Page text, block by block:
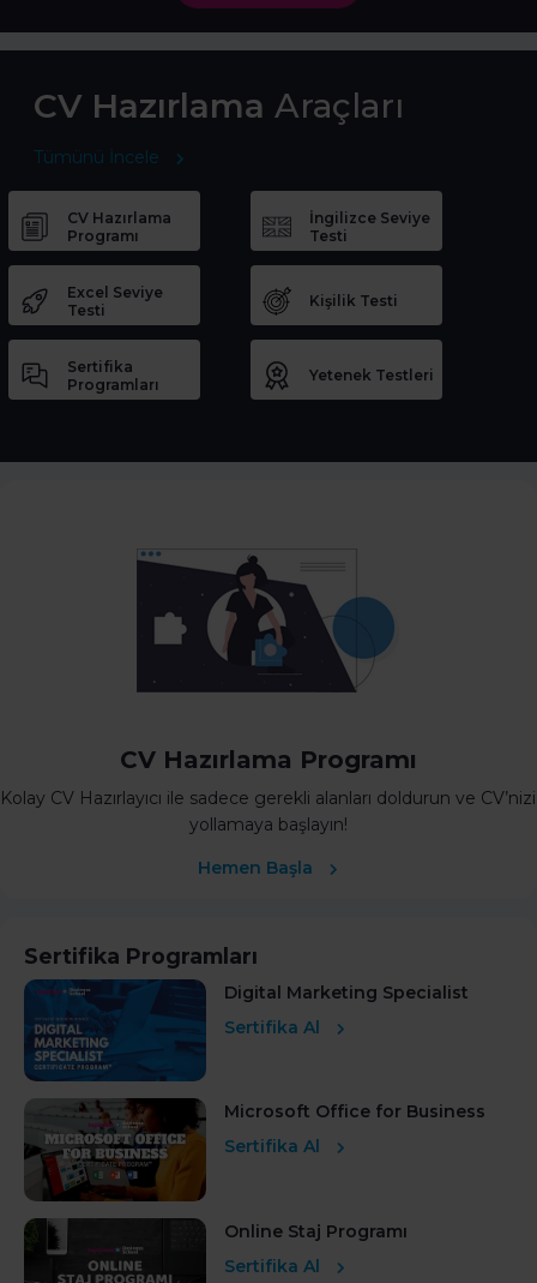
CV Hazırlama Araçları
Tümünü İncele
CV Hazırlama
Programı
İngilizce Seviye
Testi
Excel Seviye
Testi
Kişilik Testi
Sertifika
Programları
Yetenek Testleri
CV Hazırlama Programı
Kolay CV Hazırlayıcı ile sadece gerekli alanları doldurun ve CV’nizi
yollamaya başlayın!
Hemen Başla
Sertifika Programları
Digital Marketing Specialist
Sertifika Al
Microsoft Office for Business
Sertifika Al
Online Staj Programı
Sertifika Al